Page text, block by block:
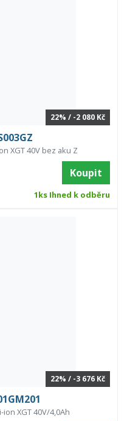
22% / -2 080 Kč
XGT 40V bez aku Z
Koupit
1ks Ihned k odběru
22% / -3 676 Kč
XGT 40V/4,0Ah